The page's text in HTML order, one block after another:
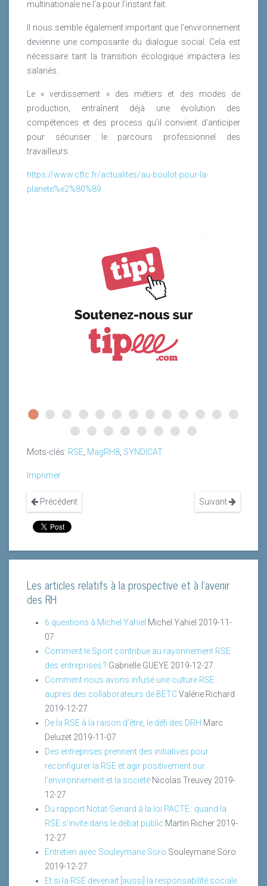
multinationale ne l’a pour l’instant fait.
Il nous semble également important que l’environnement
devienne une composante du dialogue social. Cela est
nécessaire tant la transition écologique impactera les
salariés.
Le « verdissement » des métiers et des modes de
production, entraînent déjà une évolution des
compétences et des process qu’il convient d’anticiper
pour sécuriser le parcours professionnel des
travailleurs.
https://www.cftc.fr/actualites/au-boulot-pour-la-
planete%e2%80%89
Mots-clés: RSE MagRH8 SYNDICAT
Imprimer
Précédent Suivant
Les articles relatifs à la prospective et à l'avenir
des RH
6 questions à Michel Yahiel Michel Yahiel 2019-11-
07
Comment le Sport contribue au rayonnement RSE
des entreprises ? Gabrielle GUEYE 2019-12-27
Comment nous avons infusé une culture RSE
auprès des collaborateurs de BETCValérie Richard
2019-12-27
De la RSE à la raison d’être, le défi des DRH Marc
Deluzet 2019-11-07
Des entreprises prennent des initiatives pour
reconfigurer la RSE et agir positivement sur
l’environnement et la société Nicolas Treuvey 2019-
12-27
Du rapport Notat-Senard à la loi PACTE : quand la
RSE s’invite dans le débat public Martin Richer 2019-
12-27
Entretien avec Souleymane Soro Souleymane Soro
2019-12-27
Et si la RSE devenait [aussi] la responsabilité sociale